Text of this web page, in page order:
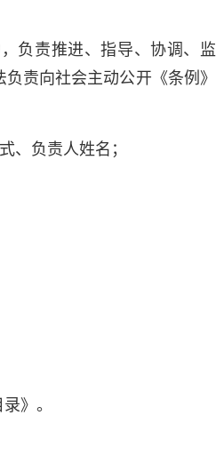
责推进、指导、协调、监
责向社会主动公开《条例》
负责人姓名；
》。